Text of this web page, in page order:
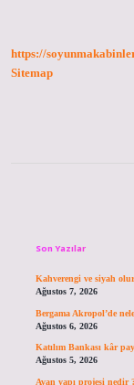
https://
Sitemap
Son Yazılar
Kahverengi ve siyah
Ağustos 7, 2026
Bergama Akropol’de
Ağustos 6, 2026
Katılım Bankası kâr
Ağustos 5, 2026
Avan yapı projesi nedir